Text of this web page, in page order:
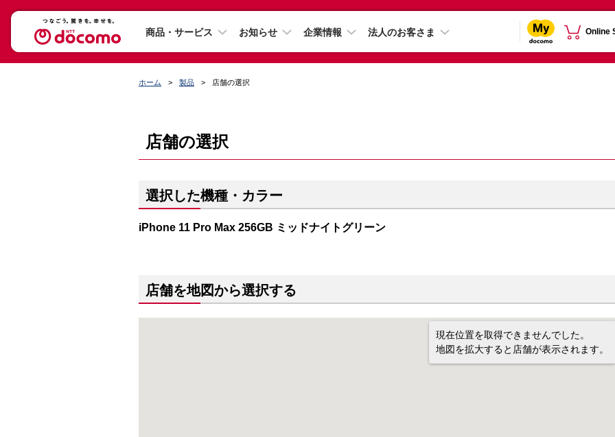
商品・サービス お知らせ 企業情報 法人のお客さま Online
ホーム 製品 店舗の選択
店舗の選択
選択した機種・カラー
iPhone 11 Pro Max 256GB ミッドナイトグリーン
店舗を地図から選択する
現在位置を取得できませんでした。
地図を拡大すると店舗が表示されます。